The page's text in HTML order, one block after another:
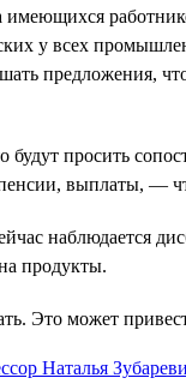
имеющихся
у всех
предложения,
просить
выплаты, —
наблюдается
продукты.
Это может